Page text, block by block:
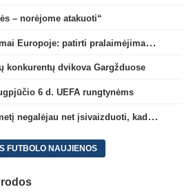
– norėjome atakuoti“
Lietuvos klubų pasirodymai Europoje: patirti pralaimėjimai Kroatijos atstovams
konkurentų dvikova Gargžduose
6 d. UEFA rungtynėms
M. Capanas: „Prieš pusmetį negalėjau net įsivaizduoti, kad žaisime prieš „Hajduk“
FUTBOLO NAUJIENOS